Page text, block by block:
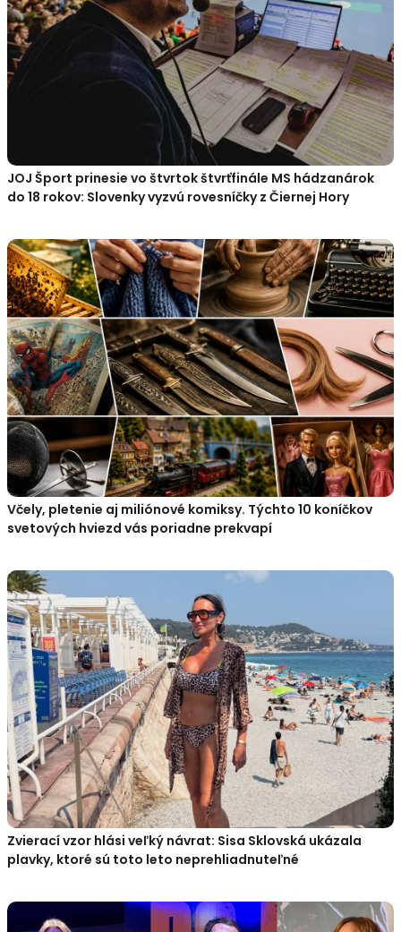
JOJ Šport prinesie vo štvrtok štvrťfinále MS hádzanárok
do 18 rokov: Slovenky vyzvú rovesníčky z Čiernej Hory
Včely, pletenie aj miliónové komiksy. Týchto 10 koníčkov
svetových hviezd vás poriadne prekvapí
Zvierací vzor hlási veľký návrat: Sisa Sklovská ukázala
plavky, ktoré sú toto leto neprehliadnuteľné